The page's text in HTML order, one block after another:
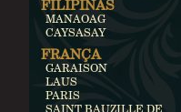
FILIPINAS
MANAOAG
CAYSASAY
FRANÇA
GARAISON
LAUS
PARIS
SAINT BAUZILLE DE